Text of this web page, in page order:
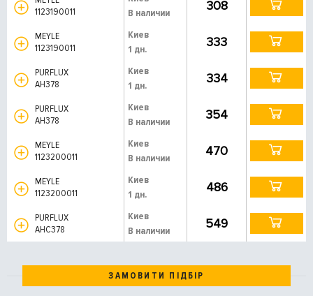
1123190011
В наличии
308
MEYLE
1123190011
Киев
1 дн.
333
PURFLUX
AH378
Киев
1 дн.
334
PURFLUX
AH378
Киев
В наличии
354
MEYLE
1123200011
Киев
В наличии
470
MEYLE
1123200011
Киев
1 дн.
486
PURFLUX
AHC378
Киев
В наличии
549
ЗАМОВИТИ ПІДБІР